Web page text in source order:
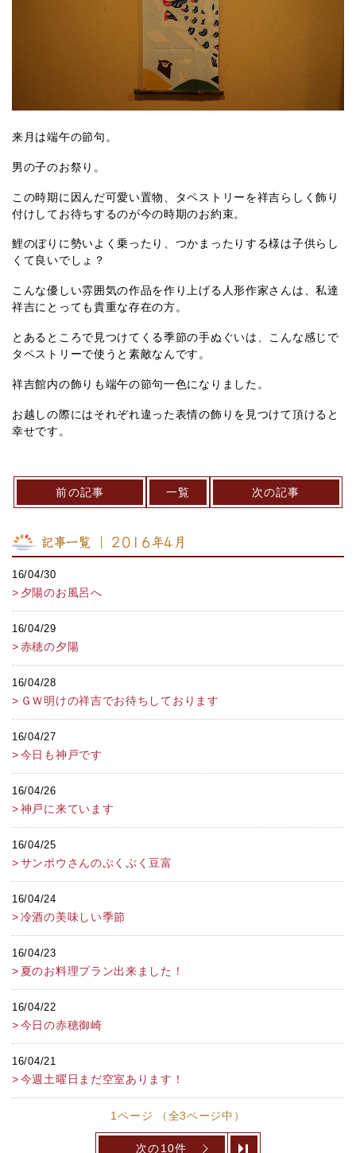
来月は端午の節句。
男の子のお祭り。
この時期に因んだ可愛い置物、タペストリーを祥吉らしく飾り
付けしてお待ちするのが今の時期のお約束。
鯉のぼりに勢いよく乗ったり、つかまったりする様は子供らし
くて良いでしょ？
こんな優しい雰囲気の作品を作り上げる人形作家さんは、私達
祥吉にとっても貴重な存在の方。
とあるところで見つけてくる季節の手ぬぐいは、こんな感じで
タペストリーで使うと素敵なんです。
祥吉館内の飾りも端午の節句一色になりました。
お越しの際にはそれぞれ違った表情の飾りを見つけて頂けると
幸せです。
前の記事 一覧 次の記事
記事一覧 ｜ 2016年4月
16/04/30
夕陽のお風呂へ
16/04/29
赤穂の夕陽
16/04/28
ＧＷ明けの祥吉でお待ちしております
16/04/27
今日も神戸です
16/04/26
神戸に来ています
16/04/25
サンポウさんのぷくぷく豆富
16/04/24
冷酒の美味しい季節
16/04/23
夏のお料理プラン出来ました！
16/04/22
今日の赤穂御崎
16/04/21
今週土曜日まだ空室あります！
1ページ （全3ページ中）
次の10件